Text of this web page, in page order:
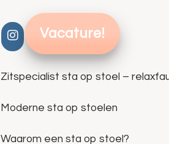
Vacature!
Zitspecialist sta op stoel –
Moderne sta op stoelen
Waarom een sta op stoel?